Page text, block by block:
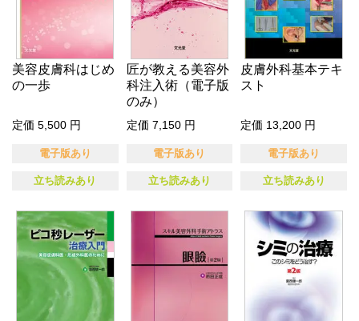
美容皮膚科はじめ
の一歩
定価 5,500 円
電子版あり
立ち読みあり
匠が教える美容外
科注入術（電子版
のみ）
定価 7,150 円
電子版あり
立ち読みあり
皮膚外科基本テキ
スト
定価 13,200 円
電子版あり
立ち読みあり